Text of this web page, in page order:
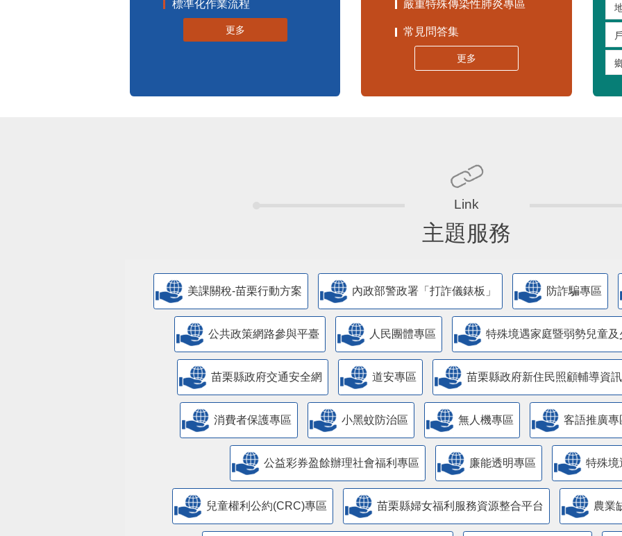
標準化作業流程
更多
嚴重特殊傳染性肺炎專區
常見問答集
更多
主題服務
美課關稅-苗栗行動方案 內政部警政署「打詐儀錶板」 防詐騙專區
公共政策網路參與平臺 人民團體專區 特殊境遇家庭暨弱勢兒童
苗栗縣政府交通安全網 道安專區 苗栗縣政府新住民照顧輔導資
消費者保護專區 小黑蚊防治區 無人機專區 客語推廣專
公益彩券盈餘辦理社會福利專區 廉能透明專區 特殊境
兒童權利公約(CRC)專區 苗栗縣婦女福利服務資源整合平台 農業